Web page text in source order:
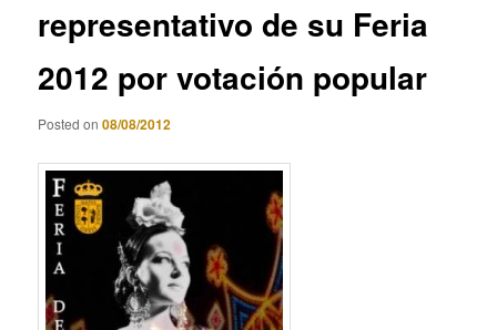
representativo de su Feria
2012 por votación popular
Posted on08/08/2012